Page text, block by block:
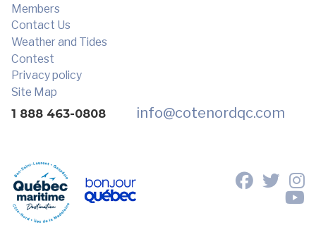
Members
Contact Us
Weather and Tides
Contest
Privacy policy
Site Map
1 888 463-0808 info@cotenordqc.com